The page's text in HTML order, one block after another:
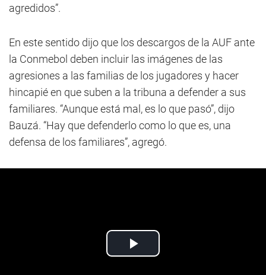
agredidos”.
En este sentido dijo que los descargos de la AUF ante
la Conmebol deben incluir las imágenes de las
agresiones a las familias de los jugadores y hacer
hincapié en que suben a la tribuna a defender a sus
familiares. “Aunque está mal, es lo que pasó”, dijo
Bauzá. “Hay que defenderlo como lo que es, una
defensa de los familiares”, agregó.